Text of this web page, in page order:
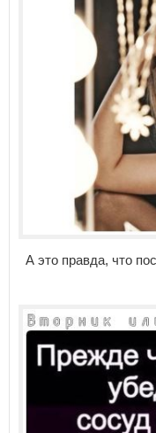
А это правда, что